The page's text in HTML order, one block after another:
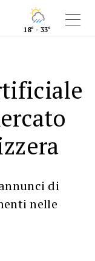
18° - 33°
di
nelle